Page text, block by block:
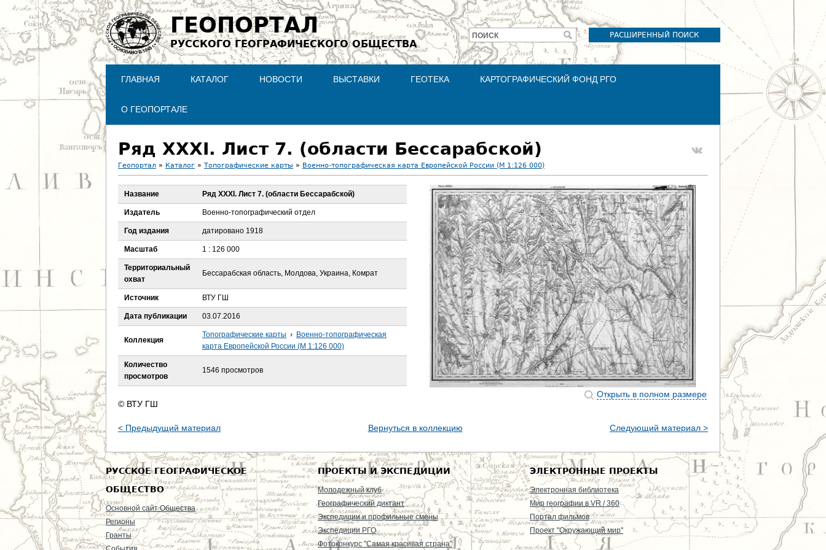
Jump to navigation
ГЕОПОРТАЛ
РУССКОГО ГЕОГРАФИЧЕСКОГО ОБЩЕСТВА
РАСШИРЕННЫЙ ПОИСК
Форма
поиска
ПОИСК
ГЛАВНАЯ КАТАЛОГ НОВОСТИ ВЫСТАВКИ ГЕОТЕКА КАРТОГРАФИЧЕСКИЙ ФОНД РГО
О ГЕОПОРТАЛЕ
Ряд XXXI. Лист 7. (области Бессарабской)
В
ы
д
е
с
ь
Геопортал » Каталог » Топографические карты » Военно-топографическая карта Европейской России (М 1:126 000)
Открыть в полном размере
Название Ряд XXXI. Лист 7. (области Бессарабской)
Издатель Военно-топографический отдел
Год издания датировано 1918
Масштаб 1 : 126 000
Территориальный
охват
Бессарабская область, Молдова, Украина, Комрат
Источник ВТУ ГШ
Дата публикации 03.07.2016
Коллекция
Топографические карты › Военно-топографическая
карта Европейской России (М 1:126 000)
Количество
просмотров
1546 просмотров
© ВТУ ГШ
< Предыдущий материал Вернуться в коллекцию Следующий материал >
РУССКОЕ ГЕОГРАФИЧЕСКОЕ
ОБЩЕСТВО
Основной сайт Общества
Регионы
Гранты
ПРОЕКТЫ И ЭКСПЕДИЦИИ
Молодежный клуб
Географический диктант
Экспедиции и профильные смены
Экспедиции РГО
Фотоконкурс "Самая красивая страна"
ЭЛЕКТРОННЫЕ ПРОЕКТЫ
Электронная библиотека
Мир географии в VR / 360
Портал фильмов
Проект "Окружающий мир"